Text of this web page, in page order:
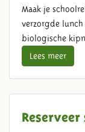
Maak je
verzorgde
biologische
Lees meer
Reserveer